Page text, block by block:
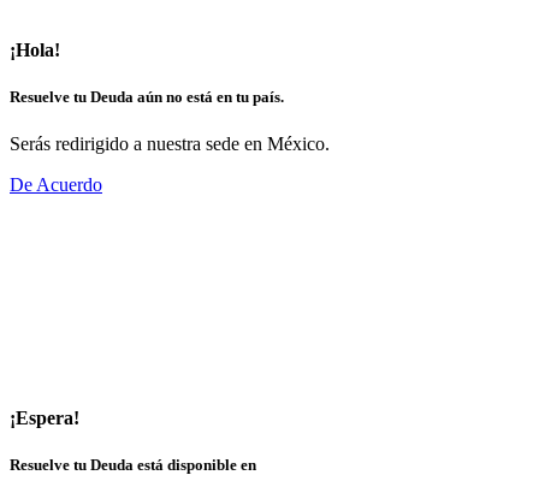
¡Hola!
Resuelve tu Deuda aún no está en tu país.
Serás redirigido a nuestra sede en México.
De Acuerdo
¡Espera!
Resuelve tu Deuda está disponible en